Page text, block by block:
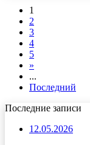
1
2
3
4
5
»
...
Последний
Последние записи
12.05.2026